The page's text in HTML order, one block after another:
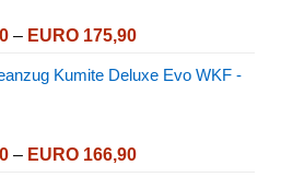
– EURO175,90Preisspanne:
bis
Kumite Deluxe Evo WKF -
– EURO166,90Preisspanne: